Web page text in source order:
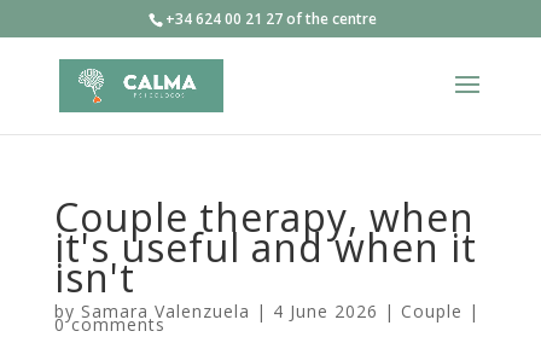
+34 624 00 21 27 of the centre
Couple therapy, when
it's useful and when it
isn't
by Samara Valenzuela | 4 June 2026 | Couple |
0 comments